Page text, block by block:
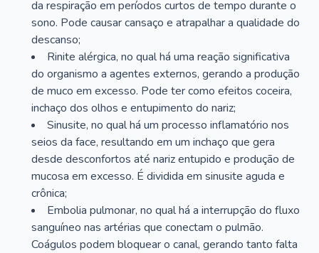
da respiração em períodos curtos de tempo durante o
sono. Pode causar cansaço e atrapalhar a qualidade do
descanso;
Rinite alérgica, no qual há uma reação significativa
do organismo a agentes externos, gerando a produção
de muco em excesso. Pode ter como efeitos coceira,
inchaço dos olhos e entupimento do nariz;
Sinusite, no qual há um processo inflamatório nos
seios da face, resultando em um inchaço que gera
desde desconfortos até nariz entupido e produção de
mucosa em excesso. É dividida em sinusite aguda e
crônica;
Embolia pulmonar, no qual há a interrupção do fluxo
sanguíneo nas artérias que conectam o pulmão.
Coágulos podem bloquear o canal, gerando tanto falta